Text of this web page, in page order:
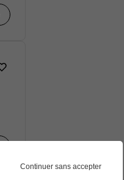
Continuer sans accepter